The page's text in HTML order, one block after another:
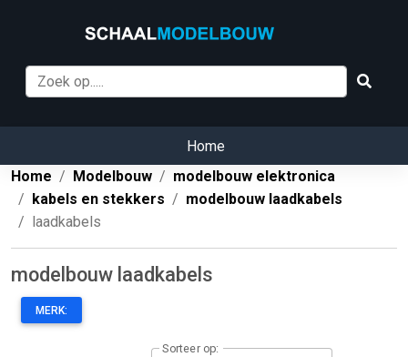
Home
Home
Modelbouw
modelbouw elektronica
kabels en stekkers
modelbouw laadkabels
laadkabels
modelbouw laadkabels
MERK:
Sorteer op: